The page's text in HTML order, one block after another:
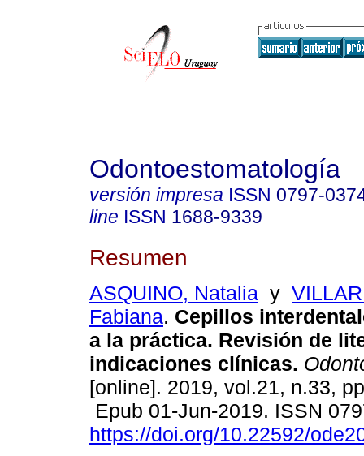
Odontoestomatología
versión impresa ISSN 0797-
line ISSN 1688-9339
Resumen
ASQUINO, Natalia y
Fabiana. Cepillos
a la práctica. Revisión de
indicaciones clínicas.
[online]. 2019, vol.21, n.33,
Epub 01-Jun-2019. ISSN
https://doi.org/10.22592/